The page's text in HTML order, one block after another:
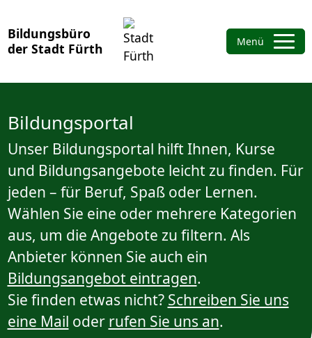
Bildungsbüro
der Stadt Fürth
Menü
Bildungsportal
Unser Bildungsportal hilft Ihnen, Kurse
und Bildungsangebote leicht zu finden. Für
jeden – für Beruf, Spaß oder Lernen.
Wählen Sie eine oder mehrere Kategorien
aus, um die Angebote zu filtern. Als
Anbieter können Sie auch ein
Bildungsangebot eintragen.
Sie finden etwas nicht? Schreiben Sie uns
eine Mail oder rufen Sie uns an.